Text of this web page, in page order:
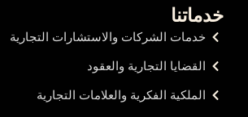
خدماتنا
خدمات الشركات والاستشارات التجارية
القضايا التجارية والعقود
الملكية الفكرية والعلامات التجارية